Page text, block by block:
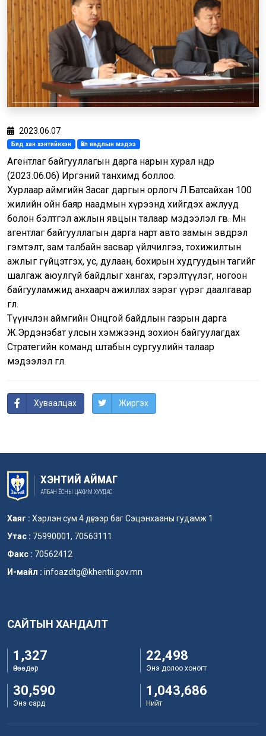
2023.06.07
Бид хан хэнтийнхэн Үйл явдлын мэдээ
Агентлаг байгууллагын дарга нарын хурал өнөөдөр
(2023.06.06) Иргэний танхимд боллоо.
Хурлаар аймгийн Засаг даргын орлогч Л.Батсайхан 100
жилийн ойн баяр наадмын хүрээнд хийгдэх ажлууд
болон бэлтгэл ажлын явцын талаар мэдээлэл өгөв. Мөн
агентлаг байгууллагын дарга нарт авто замын эвдрэл
гэмтэлт, зам талбайн засвар үйлчилгээ, тохижилтын
ажлыг гүйцэтгэх, ус, дулаан, бохирын худгуудын тагийг
шалгаж аюулгүй байдлыг хангах, гэрэлтүүлэг, ногоон
байгууламжид анхаарч ажиллах зэрэг үүрэг даалгавар
өглөө.
Түүнчлэн аймгийн Онцгой байдлын газрын дарга
Ж.Эрдэнэбат улсын хэмжээнд зохион байгуулагдах
Стратегийн команд штабын сургуулийн талаар
мэдээлэл өглөө.
Хуваалцах Жиргэх
ХЭНТИЙ АЙМАГ
АЛБАН ЁСНЫ ЦАХИМ ХУУДАС
Хаяг : Хэрлэн сум 4 дүгээр баг Сэцэнхааны гудамж 1
Утас : 75990001, 70563111
Факс : 70562412
И-майл : infoazdtg@khentii.gov.mn
САЙТЫН ХАНДАЛТ
1,327
Өнөөдөр
22,498
Энэ долоо хоногт
30,590
Энэ сард
1,043,686
Нийт